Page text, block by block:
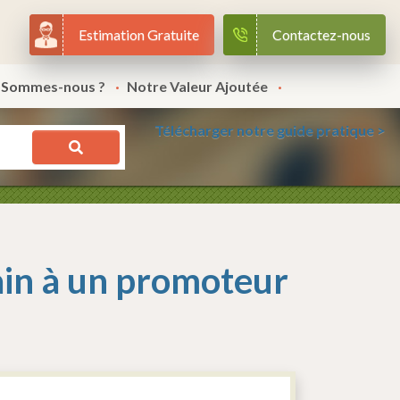
nous ? Notre Valeur Ajoutée
Télécharger notre guide pratique >
Estimation Gratuite Contactez-nous
à un promoteur